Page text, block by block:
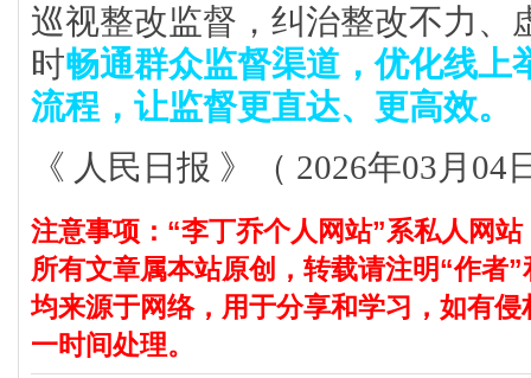
巡视整改监督，纠治整改不力、
时畅通群众监督渠道，优化线上
流程，让监督更直达、更高效。
《 人民日报 》（ 2026年03月04
注意事项：“李丁乔个人网站”系私人网
所有文章属本站原创，转载请注明“作者
均来源于网络，用于分享和学习，如有
一时间处理。